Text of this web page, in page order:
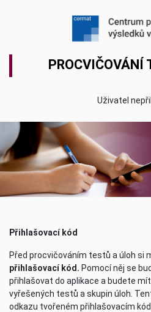
PROCVIČOVÁNÍ
Uživatel
Přihlašovací kód
Před procvičováním testů a úloh si
přihlašovací kód. Pomocí něj se
přihlašovat do aplikace a budete
vyřešených testů a skupin úloh.
odkazu tvořeném přihlašovacím